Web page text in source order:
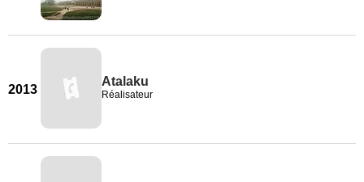
2013
Atalaku
Réalisateur